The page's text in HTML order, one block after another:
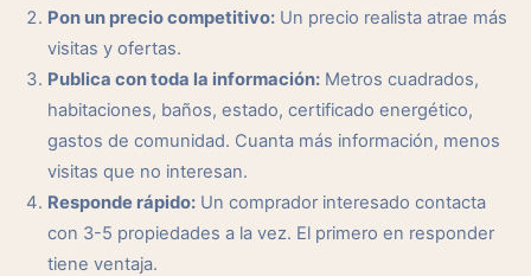
Pon un precio competitivo: Un precio realista atrae más
visitas y ofertas.
Publica con toda la información: Metros cuadrados,
habitaciones, baños, estado, certificado energético,
gastos de comunidad. Cuanta más información, menos
visitas que no interesan.
Responde rápido: Un comprador interesado contacta
con 3-5 propiedades a la vez. El primero en responder
tiene ventaja.